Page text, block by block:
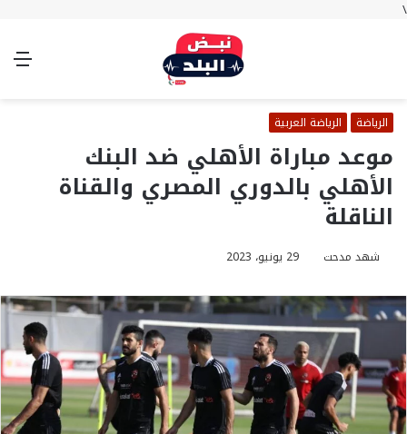
\
الوضع
الرياضة الرياضة العربية
موعد مباراة الأهلي ضد البنك
الأهلي بالدوري المصري والقناة
الناقلة
شهد مدحت 29 يونيو، 2023